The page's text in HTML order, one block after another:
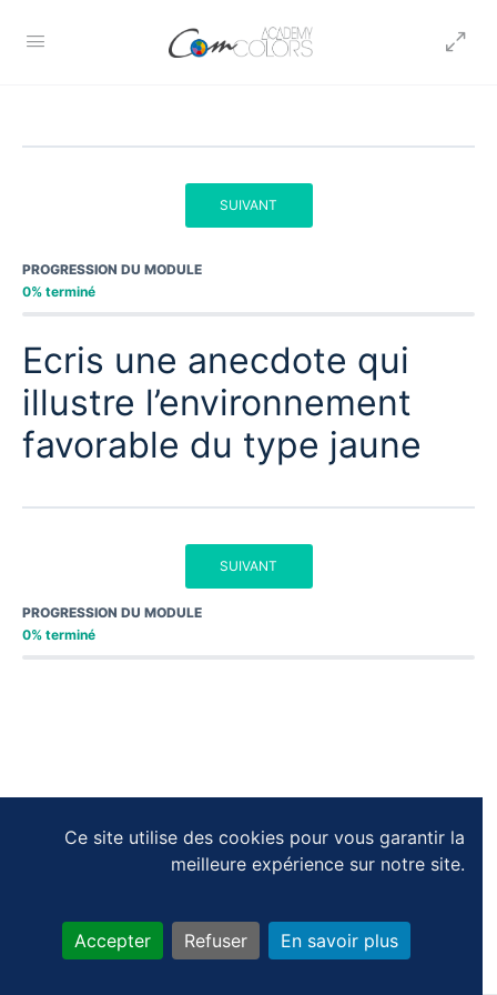
Ce site utilise des cookies pour vous garantir la
meilleure expérience sur notre site.
Accepter Refuser En savoir plus
PROGRESSION DU MODULE
0% terminé
SUIVANT
Ecris une anecdote qui
illustre l’environnement
favorable du type jaune
PROGRESSION DU MODULE
0% terminé
SUIVANT